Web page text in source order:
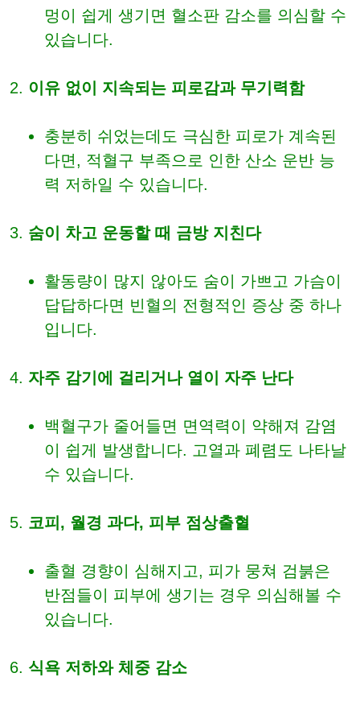
멍이 쉽게 생기면 혈소판 감소를 의심할 수
있습니다.
이유 없이 지속되는 피로감과 무기력함
충분히 쉬었는데도 극심한 피로가 계속된
다면, 적혈구 부족으로 인한 산소 운반 능
력 저하일 수 있습니다.
숨이 차고 운동할 때 금방 지친다
활동량이 많지 않아도 숨이 가쁘고 가슴이
답답하다면 빈혈의 전형적인 증상 중 하나
입니다.
자주 감기에 걸리거나 열이 자주 난다
백혈구가 줄어들면 면역력이 약해져 감염
이 쉽게 발생합니다. 고열과 폐렴도 나타날
수 있습니다.
코피, 월경 과다, 피부 점상출혈
출혈 경향이 심해지고, 피가 뭉쳐 검붉은
반점들이 피부에 생기는 경우 의심해볼 수
있습니다.
식욕 저하와 체중 감소